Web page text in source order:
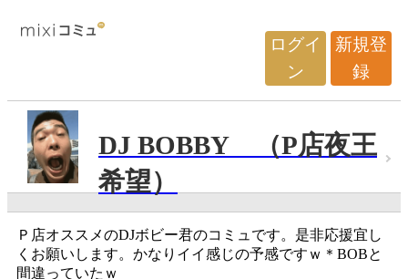
ログイ
ン
新規登
録
DJ BOBBY （P店夜王
希望）
Ｐ店オススメのDJボビー君のコミュです。是非応援宜し
くお願いします。かなりイイ感じの予感ですｗ＊BOBと
間違っていたｗ